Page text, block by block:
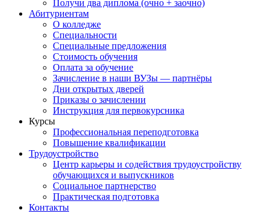
Получи два диплома (очно + заочно)
Абитуриентам
О колледже
Специальности
Специальные предложения
Стоимость обучения
Оплата за обучение
Зачисление в наши ВУЗы — партнёры
Дни открытых дверей
Приказы о зачислении
Инструкция для первокурсника
Курсы
Профессиональная переподготовка
Повышение квалификации
Трудоустройство
Центр карьеры и содействия трудоустройству
обучающихся и выпускников
Социальное партнерство
Практическая подготовка
Контакты